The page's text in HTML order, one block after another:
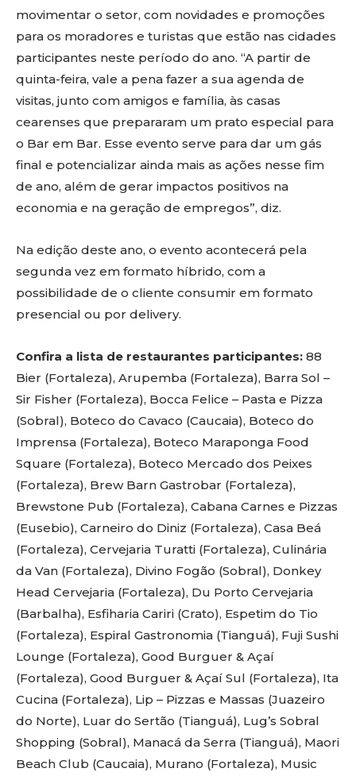
movimentar o setor, com novidades e promoções
para os moradores e turistas que estão nas cidades
participantes neste período do ano. “A partir de
quinta-feira, vale a pena fazer a sua agenda de
visitas, junto com amigos e família, às casas
cearenses que prepararam um prato especial para
o Bar em Bar. Esse evento serve para dar um gás
final e potencializar ainda mais as ações nesse fim
de ano, além de gerar impactos positivos na
economia e na geração de empregos”, diz.
Na edição deste ano, o evento acontecerá pela
segunda vez em formato híbrido, com a
possibilidade de o cliente consumir em formato
presencial ou por delivery.
Confira a lista de restaurantes participantes: 88
Bier (Fortaleza), Arupemba (Fortaleza), Barra Sol –
Sir Fisher (Fortaleza), Bocca Felice – Pasta e Pizza
(Sobral), Boteco do Cavaco (Caucaia), Boteco do
Imprensa (Fortaleza), Boteco Maraponga Food
Square (Fortaleza), Boteco Mercado dos Peixes
(Fortaleza), Brew Barn Gastrobar (Fortaleza),
Brewstone Pub (Fortaleza), Cabana Carnes e Pizzas
(Eusebio), Carneiro do Diniz (Fortaleza), Casa Beá
(Fortaleza), Cervejaria Turatti (Fortaleza), Culinária
da Van (Fortaleza), Divino Fogão (Sobral), Donkey
Head Cervejaria (Fortaleza), Du Porto Cervejaria
(Barbalha), Esfiharia Cariri (Crato), Espetim do Tio
(Fortaleza), Espiral Gastronomia (Tianguá), Fuji Sushi
Lounge (Fortaleza), Good Burguer & Açaí
(Fortaleza), Good Burguer & Açaí Sul (Fortaleza), Ita
Cucina (Fortaleza), Lip – Pizzas e Massas (Juazeiro
do Norte), Luar do Sertão (Tianguá), Lug’s Sobral
Shopping (Sobral), Manacá da Serra (Tianguá), Maori
Beach Club (Caucaia), Murano (Fortaleza), Music